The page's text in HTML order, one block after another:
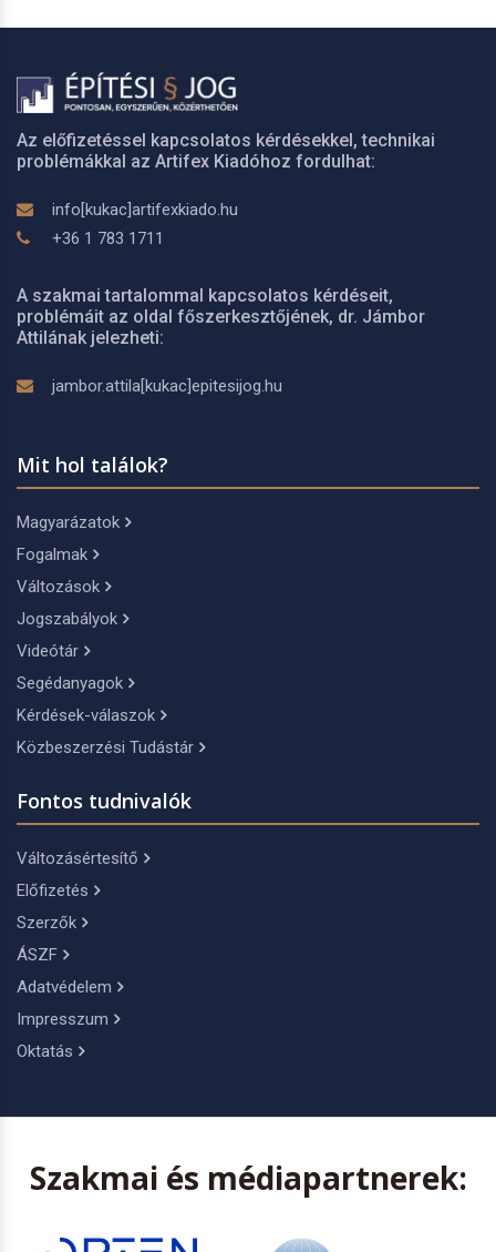
Az előfizetéssel kapcsolatos kérdésekkel, technikai
problémákkal az Artifex Kiadóhoz fordulhat:
info[kukac]artifexkiado.hu
+36 1 783 1711
A szakmai tartalommal kapcsolatos kérdéseit,
problémáit az oldal főszerkesztőjének, dr. Jámbor
Attilának jelezheti:
jambor.attila[kukac]epitesijog.hu
Mit hol találok?
Magyarázatok
Fogalmak
Változások
Jogszabályok
Videótár
Segédanyagok
Kérdések-válaszok
Közbeszerzési Tudástár
Fontos tudnivalók
Változásértesítő
Előfizetés
Szerzők
ÁSZF
Adatvédelem
Impresszum
Oktatás
Szakmai és médiapartnerek: